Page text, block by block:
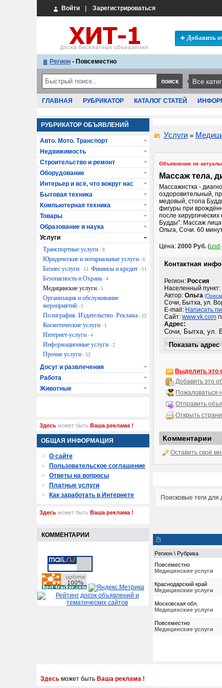
Войти Зарегистрироваться
Добавить
Регион - Повсеместно
ГЛАВНАЯ РУБРИКАТОР КАТАЛОГ СТАТЕЙ
Услуги »
Объявление не
Массаж тела,
Массажистка -
оздоровительный,
медовый, стопа
фигуры при
после
Будды". Массаж лица
Ольга, Сочи. 60
Цена: 2000 Руб. (usd
Контактная
Регион: Россия
Населенный пункт:
Автор: Ольга
Сочи, Бытха, ул.
E-mail: Написать
Сайт: www.vk.com
Адрес:
Выделить это
Добавить это
Пожаловаться
Отправить
Открыть
Комментарии
Оставить своё
Поисковые теги
Регион \ Рубрика
Повсеместно
Медицинские услуги
Краснодарский край
Медицинские услуги
Московская обл.
Медицинские услуги
Повсеместно
Медицинские услуги
РУБРИКАТОР ОБЪЯВЛЕНИЙ
Авто. Мото. Транспорт
Недвижимость
Строительство и ремонт
Оборудование
Интерьер и всё, что вокруг нас
Бытовая техника
Компьютерная техника
Товары
Образование и наука
Услуги
Транспортные услуги - 9
Юридические и нотариальные услуги - 6
Бизнес услуги - 13 Финансы и кредит - 11
Безопасность и Охрана - 4
Медицинские услуги - 5
Организация и обслуживание
мероприятий - 1
Полиграфия. Издательство. Реклама - 12
Косметические услуги - 1
Интернет-услуги - 4
Информационные услуги - 2
Прочие услуги - 52
Досуг и развлечения
Работа
Животные
Здесь может быть Ваша реклама !
ОБЩАЯ ИНФОРМАЦИЯ
О сайте
Пользовательское соглашение
Ответы на вопросы
Платные услуги
Как заработать в Интернете
Здесь может быть Ваша реклама !
КОММЕНТАРИИ
Здесь может быть Ваша реклама !